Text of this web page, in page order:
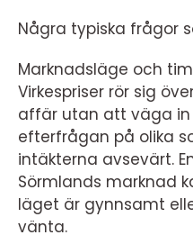
Några typiska frågor
Marknadsläge och
Virkespriser rör sig
affär utan att väga in
efterfrågan på olika
intäkterna avsevärt.
Sörmlands marknad
läget är gynnsamt
vänta.